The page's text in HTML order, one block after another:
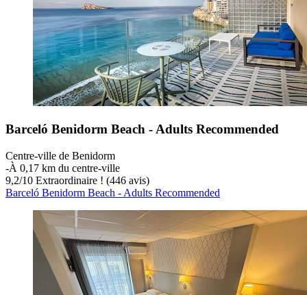
Barceló Benidorm Beach - Adults Recommended
Centre-ville de Benidorm
‐À 0,17 km du centre-ville
9,2/10 Extraordinaire ! (446 avis)
Barceló Benidorm Beach - Adults Recommended